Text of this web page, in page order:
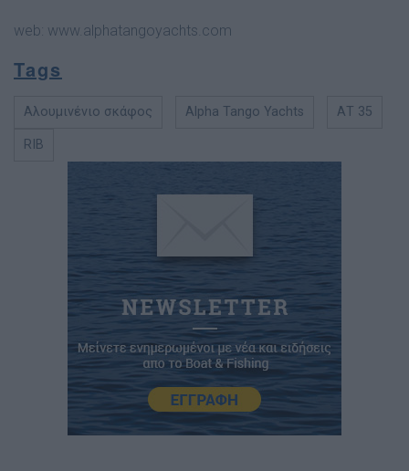
web: www.alphatangoyachts.com
Tags
Αλουμινένιο σκάφος Alpha Tango Yachts ΑΤ 35
RIB